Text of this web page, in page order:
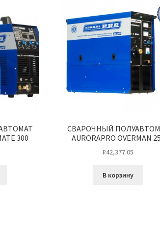
300
СВАРОЧНЫЙ
AURORAPRO OVERMAN
₽42,377.05
В корзину